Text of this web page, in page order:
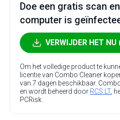
Doe een gratis scan
computer is
VERWIJDER HET
Om het volledige product te
licentie van Combo Cleaner
van 7 dagen beschikbaar.
en wordt beheerd door RCS LT,
PCRisk.